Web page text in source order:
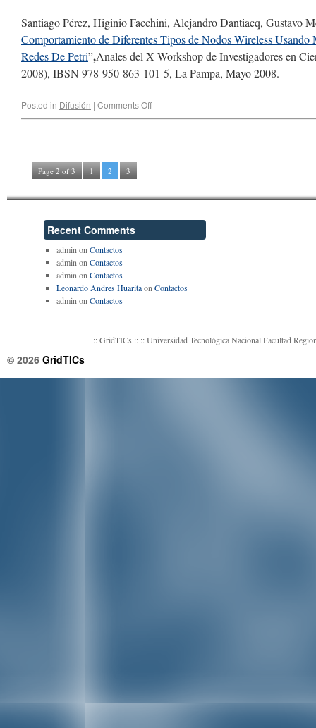
Santiago Pérez, Higinio Facchini, Alejandro Dantiacq, Gustavo
Comportamiento de Diferentes Tipos de Nodos Wireless
Redes De Petri”,Anales del X Workshop de Investigadores en
2008), IBSN 978-950-863-101-5, La Pampa, Mayo 2008.
Posted in Difusión | Comments Off
Page 2 of 3 1 2 3
Recent Comments
admin on Contactos
admin on Contactos
admin on Contactos
Leonardo Andres Huaritaon Contactos
admin on Contactos
:: GridTICs :: :: Universidad Tecnológica Nacional Facultad
© 2026 GridTICs